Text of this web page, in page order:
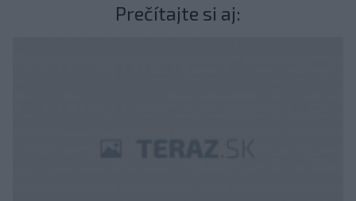
Prečítajte si aj: